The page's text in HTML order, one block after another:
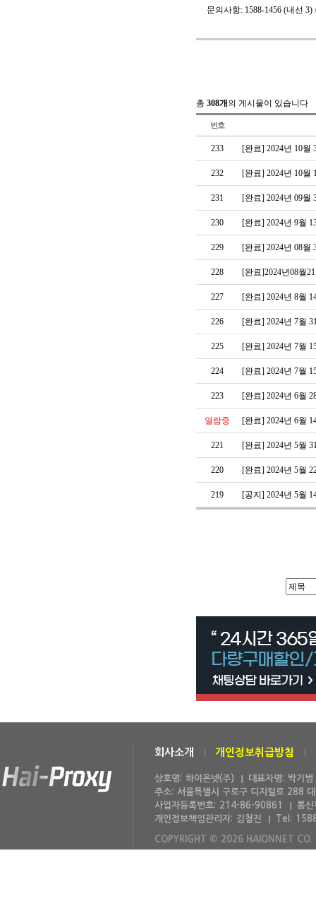
문의사항: 1588-1456 (내선
총 308개 의 게시물이 있습니다
번호
233 [완료] 2024년 10
232 [완료] 2024년 10
231 [완료] 2024년 09
230 [완료] 2024년 9월
229 [완료] 2024년 08
228 [완료]2024년08월
227 [완료] 2024년 8월
226 [완료] 2024년 7월
225 [완료] 2024년 7월
224 [완료] 2024년 7월
223 [완료] 2024년 6월
열람중 [완료] 2024년 6월
221 [완료] 2024년 5월
220 [완료] 2024년 5월
219 [공지] 2024년 5월
회사소개 개인정보취급방침
상호명: 하이온넷(주) 대표자명: 박기범
주소: 서울특별시 구로구 디지털로 288
사업자등록번호: 214-86-90861
통신
개인정보책임관리자: 김철진 Tel:
COPYRIGHT © 2026 HAIONNET CO.